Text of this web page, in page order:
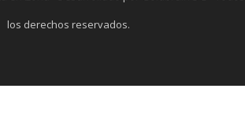
los derechos reservados.